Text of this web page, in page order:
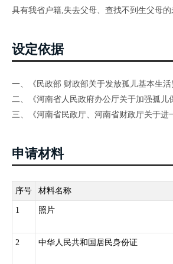
具有我省户籍,失去父母、查找不到生父母的
设定依据
一、《民政部 财政部关于发放孤儿基本生
二、《河南省人民政府办公厅关于加强孤儿
三、《河南省民政厅、河南省财政厅关于进
申请材料
序号 材料名称
1 照片
2 中华人民共和国居民身份证